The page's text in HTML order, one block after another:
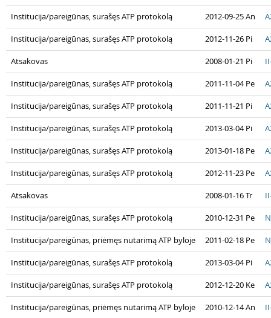
Institucija/pareigūnas, surašęs ATP protokolą 2012-09-25 An
Institucija/pareigūnas, surašęs ATP protokolą 2012-11-26 Pi
Atsakovas 2008-01-21 Pi
Institucija/pareigūnas, surašęs ATP protokolą 2011-11-04 Pe
Institucija/pareigūnas, surašęs ATP protokolą 2011-11-21 Pi
Institucija/pareigūnas, surašęs ATP protokolą 2013-03-04 Pi
Institucija/pareigūnas, surašęs ATP protokolą 2013-01-18 Pe
Institucija/pareigūnas, surašęs ATP protokolą 2012-11-23 Pe
Atsakovas 2008-01-16 Tr
Institucija/pareigūnas, surašęs ATP protokolą 2010-12-31 Pe
Institucija/pareigūnas, priėmęs nutarimą ATP byloje 2011-02-18 Pe
Institucija/pareigūnas, surašęs ATP protokolą 2013-03-04 Pi
Institucija/pareigūnas, surašęs ATP protokolą 2012-12-20 Ke
Institucija/pareigūnas, priėmęs nutarimą ATP byloje 2010-12-14 An